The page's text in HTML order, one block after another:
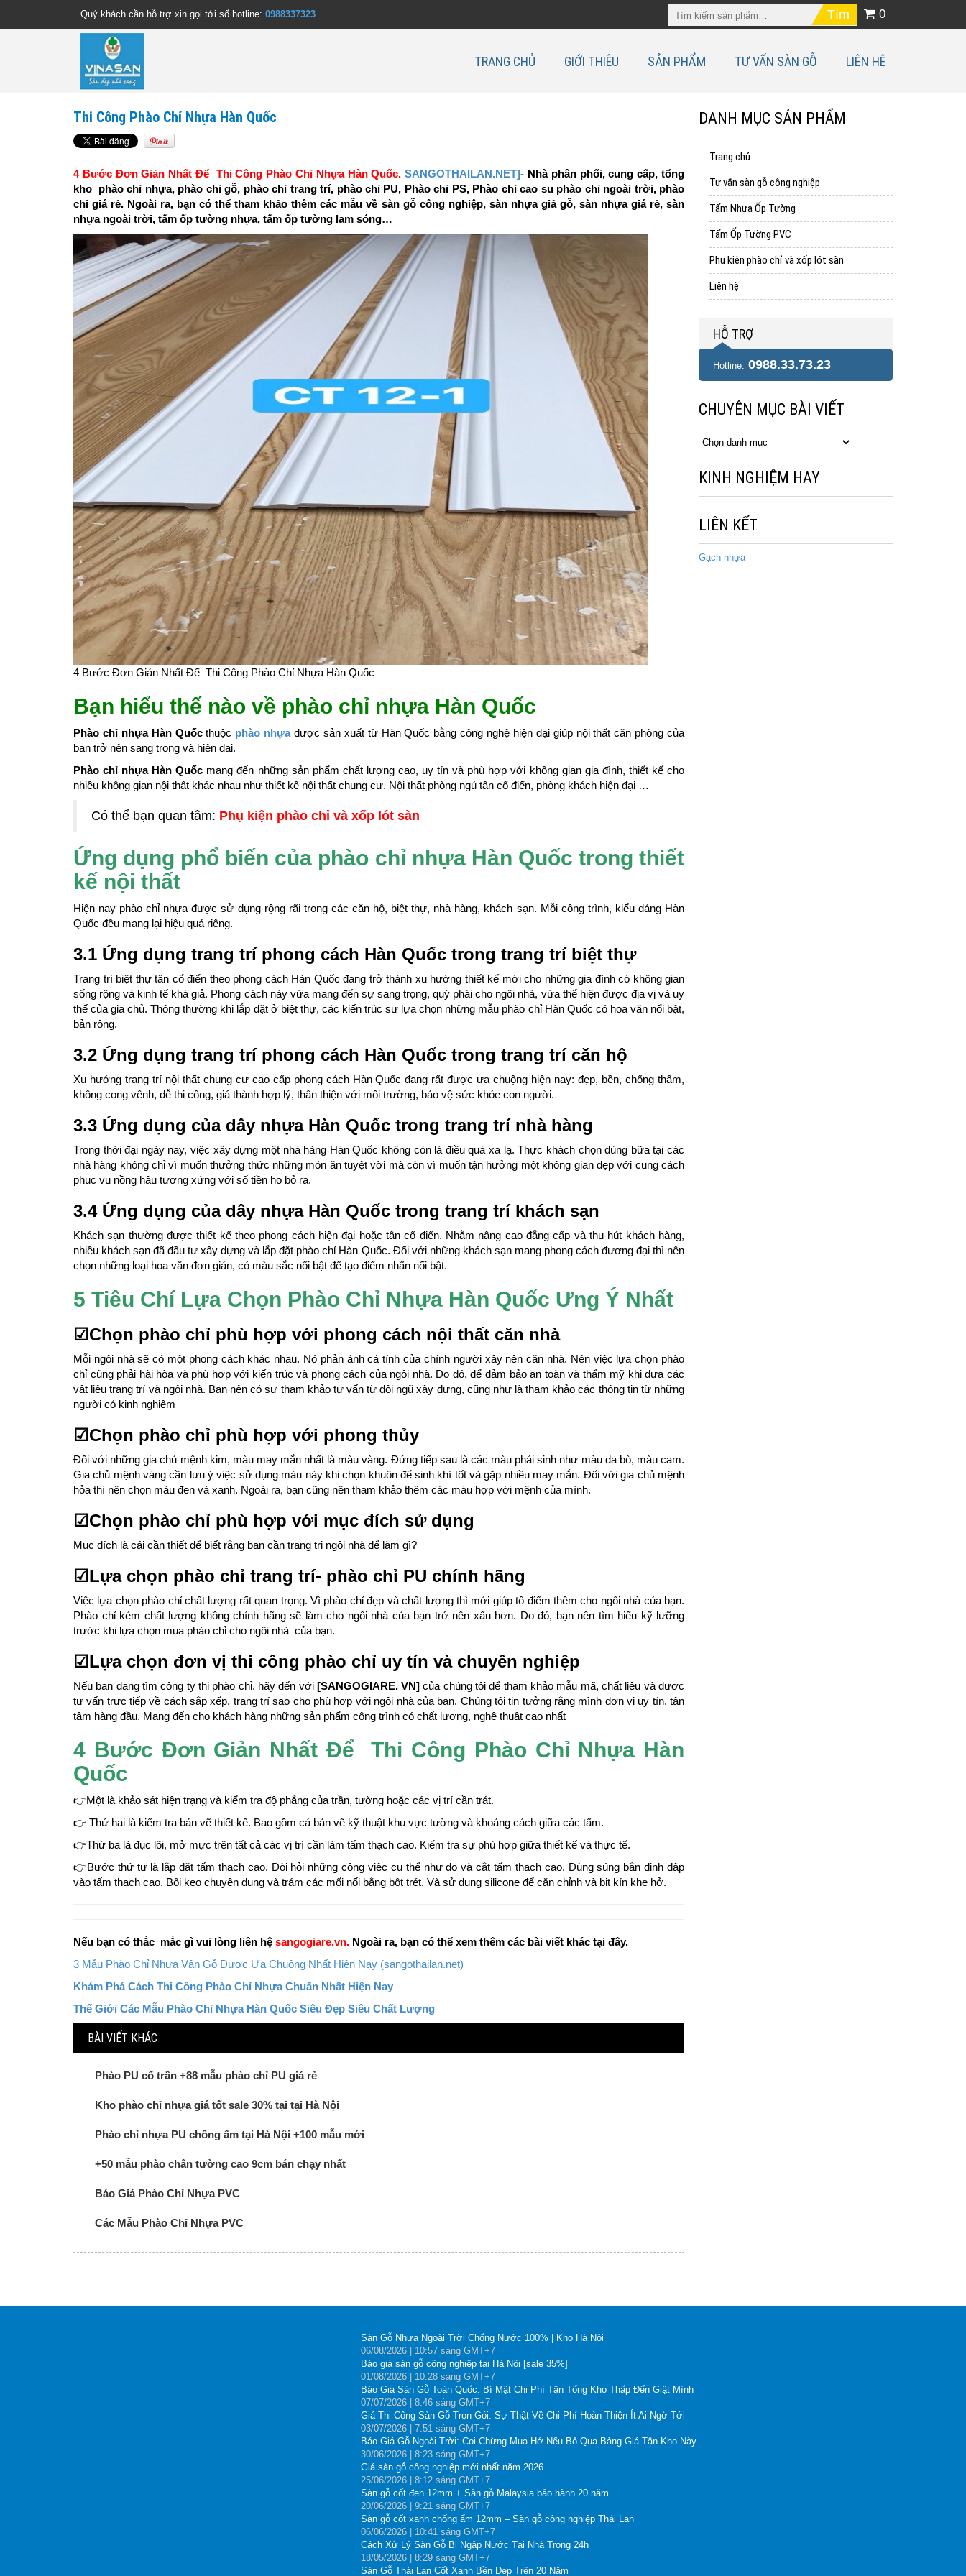
Quý khách cần hỗ trợ xin gọi tới số hotline: 0988337323 0
TRANG CHỦ GIỚI THIỆU SẢN PHẨM TƯ VẤN SÀN GỖ LIÊN HỆ
Thi Công Phào Chỉ Nhựa Hàn Quốc
4 Bước Đơn Giản Nhất Để Thi Công Phào Chỉ Nhựa Hàn Quốc.SANGOTHAILAN.NET]- Nhà phân phối, cung cấp, tổng
kho phào chỉ nhựa, phào chỉ gỗ, phào chỉ trang trí, phào chỉ PU, Phào chỉ PS, Phào chỉ cao su phào chỉ ngoài trời, phào
chỉ giá rẻ. Ngoài ra, bạn có thể tham khảo thêm các mẫu về sàn gỗ công nghiệp, sàn nhựa giả gỗ, sàn nhựa giá rẻ, sàn
nhựa ngoài trời, tấm ốp tường nhựa, tấm ốp tường lam sóng…
4 Bước Đơn Giản Nhất Để Thi Công Phào Chỉ Nhựa Hàn Quốc
Bạn hiểu thế nào về phào chỉ nhựa Hàn Quốc
Phào chỉ nhựa Hàn Quốcthuộc phào nhựađược sản xuất từ Hàn Quốc bằng công nghệ hiện đại giúp nội thất căn phòng của
bạn trở nên sang trọng và hiện đại.
Phào chỉ nhựa Hàn Quốc mang đến những sản phẩm chất lượng cao, uy tín và phù hợp với không gian gia đình, thiết kế cho
nhiều không gian nội thất khác nhau như thiết kế nội thất chung cư. Nội thất phòng ngủ tân cổ điển, phòng khách hiện đại …
Có thể bạn quan tâm: Phụ kiện phào chỉ và xốp lót sàn
Ứng dụng phổ biến của phào chỉ nhựa Hàn Quốc trong thiết
kế nội thất
Hiện nay phào chỉ nhựa được sử dụng rộng rãi trong các căn hộ, biệt thự, nhà hàng, khách sạn. Mỗi công trình, kiểu dáng Hàn
Quốc đều mang lại hiệu quả riêng.
3.1 Ứng dụng trang trí phong cách Hàn Quốc trong trang trí biệt thự
Trang trí biệt thự tân cổ điển theo phong cách Hàn Quốc đang trở thành xu hướng thiết kế mới cho những gia đình có không gian
sống rộng và kinh tế khá giả. Phong cách này vừa mang đến sự sang trọng, quý phái cho ngôi nhà, vừa thể hiện được địa vị và uy
thế của gia chủ. Thông thường khi lắp đặt ở biệt thự, các kiến ​​trúc sư lựa chọn những mẫu phào chỉ Hàn Quốc có hoa văn nổi bật,
bản rộng.
3.2 Ứng dụng trang trí phong cách Hàn Quốc trong trang trí căn hộ
Xu hướng trang trí nội thất chung cư cao cấp phong cách Hàn Quốc đang rất được ưa chuộng hiện nay: đẹp, bền, chống thấm,
không cong vênh, dễ thi công, giá thành hợp lý, thân thiện với môi trường, bảo vệ sức khỏe con người.
3.3 Ứng dụng của dây nhựa Hàn Quốc trong trang trí nhà hàng
Trong thời đại ngày nay, việc xây dựng một nhà hàng Hàn Quốc không còn là điều quá xa lạ. Thực khách chọn dùng bữa tại các
nhà hàng không chỉ vì muốn thưởng thức những món ăn tuyệt vời mà còn vì muốn tận hưởng một không gian đẹp với cung cách
phục vụ nồng hậu tương xứng với số tiền họ bỏ ra.
3.4 Ứng dụng của dây nhựa Hàn Quốc trong trang trí khách sạn
Khách sạn thường được thiết kế theo phong cách hiện đại hoặc tân cổ điển. Nhằm nâng cao đẳng cấp và thu hút khách hàng,
nhiều khách sạn đã đầu tư xây dựng và lắp đặt phào chỉ Hàn Quốc. Đối với những khách sạn mang phong cách đương đại thì nên
chọn những loại hoa văn đơn giản, có màu sắc nổi bật để tạo điểm nhấn nổi bật.
5 Tiêu Chí Lựa Chọn Phào Chỉ Nhựa Hàn Quốc Ưng Ý Nhất
☑Chọn phào chỉ phù hợp với phong cách nội thất căn nhà
Mỗi ngôi nhà sẽ có một phong cách khác nhau. Nó phản ánh cá tính của chính người xây nên căn nhà. Nên việc lựa chọn phào
chỉ cũng phải hài hòa và phù hợp với kiến trúc và phong cách của ngôi nhà. Do đó, để đảm bảo an toàn và thẩm mỹ khi đưa các
vật liệu trang trí và ngôi nhà. Bạn nên có sự tham khảo tư vấn từ đội ngũ xây dựng, cũng như là tham khảo các thông tin từ những
người có kinh nghiệm
☑Chọn phào chỉ phù hợp với phong thủy
Đối với những gia chủ mệnh kim, màu may mắn nhất là màu vàng. Đứng tiếp sau là các màu phái sinh như màu da bò, màu cam.
Gia chủ mệnh vàng cần lưu ý việc sử dụng màu này khi chọn khuôn để sinh khí tốt và gặp nhiều may mắn. Đối với gia chủ mệnh
hỏa thì nên chọn màu đen và xanh. Ngoài ra, bạn cũng nên tham khảo thêm các màu hợp với mệnh của mình.
☑Chọn phào chỉ phù hợp với mục đích sử dụng
Mục đích là cái cần thiết để biết rằng bạn cần trang tri ngôi nhà để làm gì?
☑Lựa chọn phào chỉ trang trí- phào chỉ PU chính hãng
Việc lựa chọn phào chỉ chất lượng rất quan trọng. Vì phào chỉ đẹp và chất lượng thì mới giúp tô điểm thêm cho ngôi nhà của bạn.
Phào chỉ kém chất lượng không chính hãng sẽ làm cho ngôi nhà của bạn trở nên xấu hơn. Do đó, bạn nên tìm hiểu kỹ lưỡng
trước khi lựa chọn mua phào chỉ cho ngôi nhà của bạn.
☑Lựa chọn đơn vị thi công phào chỉ uy tín và chuyên nghiệp
Nếu bạn đang tìm công ty thi phào chỉ, hãy đến với [SANGOGIARE. VN] của chúng tôi để tham khảo mẫu mã, chất liệu và được
tư vấn trực tiếp về cách sắp xếp, trang trí sao cho phù hợp với ngôi nhà của bạn. Chúng tôi tin tưởng rằng mình đơn vị uy tín, tận
tâm hàng đầu. Mang đến cho khách hàng những sản phẩm công trình có chất lượng, nghệ thuật cao nhất
4 Bước Đơn Giản Nhất Để Thi Công Phào Chỉ Nhựa Hàn
Quốc
👉Một là khảo sát hiện trạng và kiểm tra độ phẳng của trần, tường hoặc các vị trí cần trát.
👉 Thứ hai là kiểm tra bản vẽ thiết kế. Bao gồm cả bản vẽ kỹ thuật khu vực tường và khoảng cách giữa các tấm.
👉Thứ ba là đục lõi, mở mực trên tất cả các vị trí cần làm tấm thạch cao. Kiểm tra sự phù hợp giữa thiết kế và thực tế.
👉Bước thứ tư là lắp đặt tấm thạch cao. Đòi hỏi những công việc cụ thể như đo và cắt tấm thạch cao. Dùng súng bắn đinh đập
vào tấm thạch cao. Bôi keo chuyên dụng và trám các mối nối bằng bột trét. Và sử dụng silicone để căn chỉnh và bịt kín khe hở.
Nếu bạn có thắc mắc gì vui lòng liên hệ sangogiare.vn. Ngoài ra, bạn có thể xem thêm các bài viết khác tại đây.
3 Mẫu Phào Chỉ Nhựa Vân Gỗ Được Ưa Chuộng Nhất Hiện Nay (sangothailan.net)
Khám Phá Cách Thi Công Phào Chỉ Nhựa Chuẩn Nhất Hiện Nay
Thế Giới Các Mẫu Phào Chỉ Nhựa Hàn Quốc Siêu Đẹp Siêu Chất Lượng
BÀI VIẾT KHÁC
Phào PU cổ trần +88 mẫu phào chỉ PU giá rẻ
Kho phào chỉ nhựa giá tốt sale 30% tại tại Hà Nội
Phào chỉ nhựa PU chống ẩm tại Hà Nội +100 mẫu mới
+50 mẫu phào chân tường cao 9cm bán chạy nhất
Báo Giá Phào Chỉ Nhựa PVC
Các Mẫu Phào Chỉ Nhựa PVC
DANH MỤC SẢN PHẨM
Trang chủ
Tư vấn sàn gỗ công nghiệp
Tấm Nhựa Ốp Tường
Tấm Ốp Tường PVC
Phụ kiện phào chỉ và xốp lót sàn
Liên hệ
HỖ TRỢ
Hotline: 0988.33.73.23
CHUYÊN MỤC BÀI VIẾT
Chuyên
viết
KINH NGHIỆM HAY
LIÊN KẾT
Gạch nhựa
Sàn Gỗ Nhựa Ngoài Trời Chống Nước 100% | Kho Hà Nội
06/08/2026 | 10:57 sáng GMT+7
Báo giá sàn gỗ công nghiệp tại Hà Nội [sale 35%]
01/08/2026 | 10:28 sáng GMT+7
Báo Giá Sàn Gỗ Toàn Quốc: Bí Mật Chi Phí Tận Tổng Kho Thấp Đến Giật Mình
07/07/2026 | 8:46 sáng GMT+7
Giá Thi Công Sàn Gỗ Trọn Gói: Sự Thật Về Chi Phí Hoàn Thiện Ít Ai Ngờ Tới
03/07/2026 | 7:51 sáng GMT+7
Báo Giá Gỗ Ngoài Trời: Coi Chừng Mua Hớ Nếu Bỏ Qua Bảng Giá Tận Kho Này
30/06/2026 | 8:23 sáng GMT+7
Giá sàn gỗ công nghiệp mới nhất năm 2026
25/06/2026 | 8:12 sáng GMT+7
Sàn gỗ cốt đen 12mm + Sàn gỗ Malaysia bảo hành 20 năm
20/06/2026 | 9:21 sáng GMT+7
Sàn gỗ cốt xanh chống ẩm 12mm – Sàn gỗ công nghiệp Thái Lan
06/06/2026 | 10:41 sáng GMT+7
Cách Xử Lý Sàn Gỗ Bị Ngập Nước Tại Nhà Trong 24h
18/05/2026 | 8:29 sáng GMT+7
Sàn Gỗ Thái Lan Cốt Xanh Bền Đẹp Trên 20 Năm